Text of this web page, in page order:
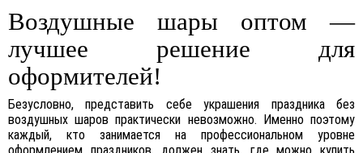
Воздушные шары оптом —
лучшее решение для
оформителей!
Безусловно, представить себе украшения праздника без
воздушных шаров практически невозможно. Именно поэтому
каждый, кто занимается на профессиональном уровне